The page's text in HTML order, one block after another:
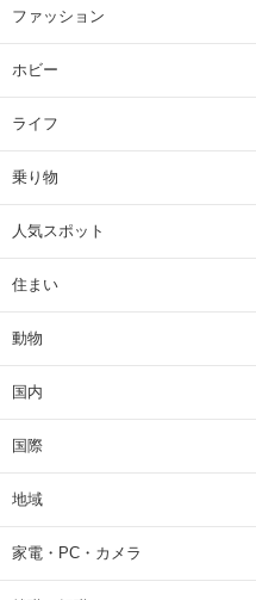
ファッション
ホビー
ライフ
乗り物
人気スポット
住まい
動物
国内
国際
地域
家電・PC・カメラ